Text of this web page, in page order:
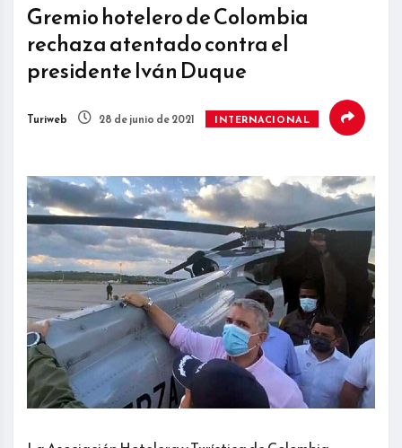
Gremio hotelero de Colombia
rechaza atentado contra el
presidente Iván Duque
Turiweb 28 de junio de 2021 INTERNACIONAL